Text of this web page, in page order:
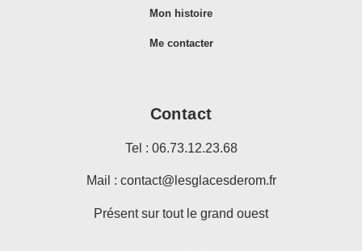
Mon histoire
Me contacter
Contact
Tel : 06.73.12.23.68
Mail : contact@lesglacesderom.fr
Présent sur tout le grand ouest